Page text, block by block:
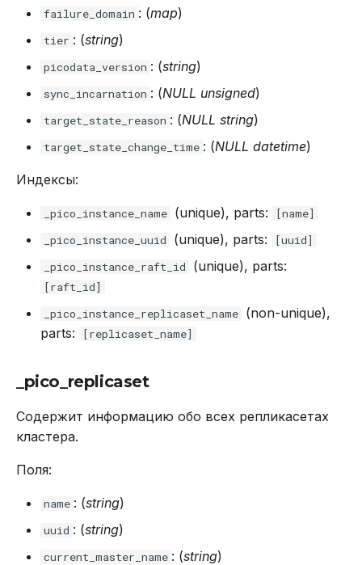
failure_domain : (map)
tier : (string)
picodata_version : (string)
sync_incarnation : (NULL unsigned)
target_state_reason : (NULL string)
target_state_change_time : (NULL datetime)
Индексы:
_pico_instance_name (unique), parts:
[name]
_pico_instance_uuid
(unique), parts:
[uuid]
_pico_instance_raft_id
(unique), parts:
[raft_id]
_pico_instance_replicaset_name (non-unique),
parts:
[replicaset_name]
_pico_replicaset
Содержит информацию обо всех репликасетах
кластера.
Поля:
name : (string)
uuid : (string)
current_master_name : (string)